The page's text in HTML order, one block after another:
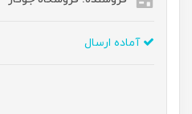
آماده ارسال